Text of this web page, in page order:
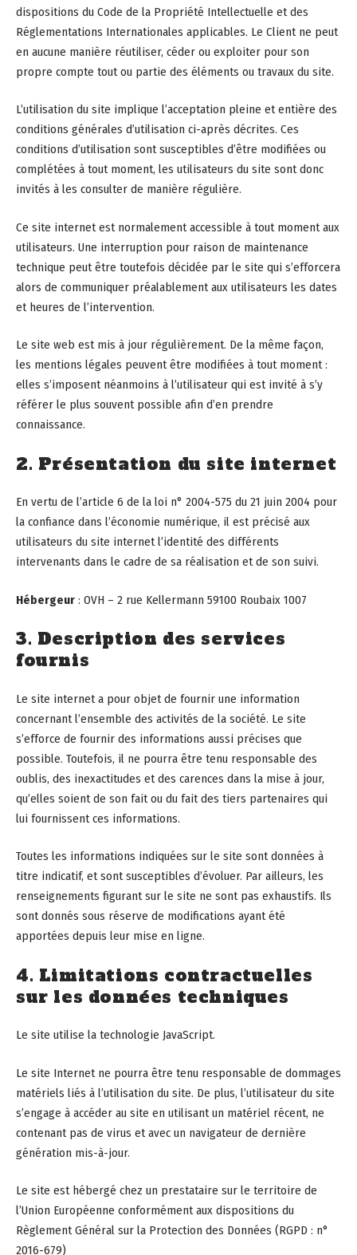
dispositions du Code de la Propriété Intellectuelle et des
Réglementations Internationales applicables. Le Client ne peut
en aucune manière réutiliser, céder ou exploiter pour son
propre compte tout ou partie des éléments ou travaux du site.
L’utilisation du site implique l’acceptation pleine et entière des
conditions générales d’utilisation ci-après décrites. Ces
conditions d’utilisation sont susceptibles d’être modifiées ou
complétées à tout moment, les utilisateurs du site sont donc
invités à les consulter de manière régulière.
Ce site internet est normalement accessible à tout moment aux
utilisateurs. Une interruption pour raison de maintenance
technique peut être toutefois décidée par le site qui s’efforcera
alors de communiquer préalablement aux utilisateurs les dates
et heures de l’intervention.
Le site web est mis à jour régulièrement. De la même façon,
les mentions légales peuvent être modifiées à tout moment :
elles s’imposent néanmoins à l’utilisateur qui est invité à s’y
référer le plus souvent possible afin d’en prendre
connaissance.
2. Présentation du site internet
En vertu de l’article 6 de la loi n° 2004-575 du 21 juin 2004 pour
la confiance dans l’économie numérique, il est précisé aux
utilisateurs du site internet l’identité des différents
intervenants dans le cadre de sa réalisation et de son suivi.
Hébergeur : OVH – 2 rue Kellermann 59100 Roubaix 1007
3. Description des services
fournis
Le site internet a pour objet de fournir une information
concernant l’ensemble des activités de la société. Le site
s’efforce de fournir des informations aussi précises que
possible. Toutefois, il ne pourra être tenu responsable des
oublis, des inexactitudes et des carences dans la mise à jour,
qu’elles soient de son fait ou du fait des tiers partenaires qui
lui fournissent ces informations.
Toutes les informations indiquées sur le site sont données à
titre indicatif, et sont susceptibles d’évoluer. Par ailleurs, les
renseignements figurant sur le site ne sont pas exhaustifs. Ils
sont donnés sous réserve de modifications ayant été
apportées depuis leur mise en ligne.
4. Limitations contractuelles
sur les données techniques
Le site utilise la technologie JavaScript.
Le site Internet ne pourra être tenu responsable de dommages
matériels liés à l’utilisation du site. De plus, l’utilisateur du site
s’engage à accéder au site en utilisant un matériel récent, ne
contenant pas de virus et avec un navigateur de dernière
génération mis-à-jour.
Le site est hébergé chez un prestataire sur le territoire de
l’Union Européenne conformément aux dispositions du
Règlement Général sur la Protection des Données (RGPD : n°
2016-679)